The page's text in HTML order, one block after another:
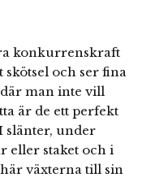
konkurrenskraft
skötsel och ser fina
där man inte vill
är de ett perfekt
slänter, under
eller staket och i
växterna till sin